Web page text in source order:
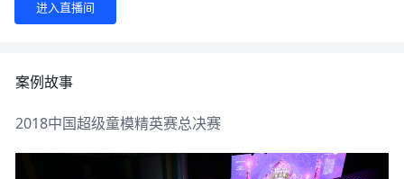
进入直播间
案例故事
2018中国超级童模精英赛总决赛